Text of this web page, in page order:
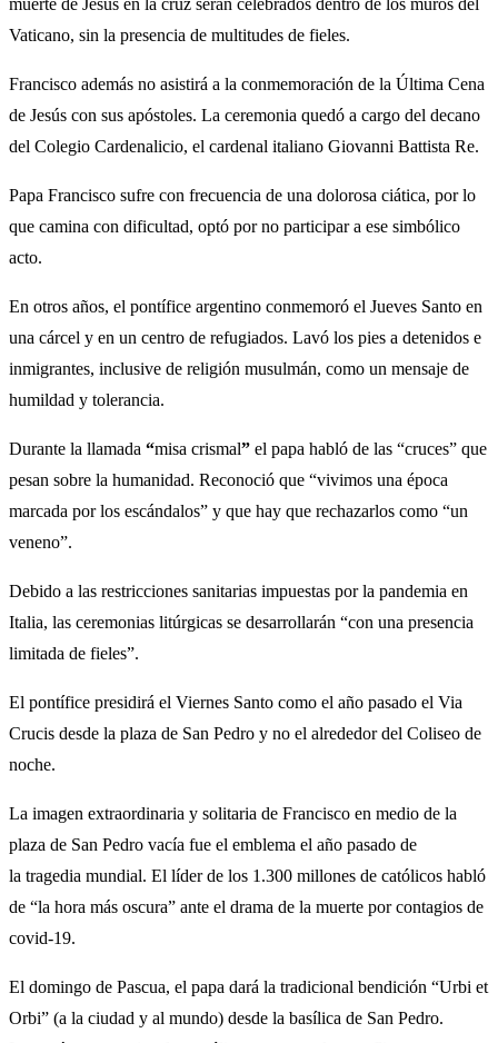
Vaticano, sin la presencia de multitudes de fieles.
Francisco además no asistirá a la conmemoración de la Última Cena
de Jesús con sus apóstoles. La ceremonia quedó a cargo del decano
del Colegio Cardenalicio, el cardenal italiano Giovanni Battista Re.
Papa Francisco sufre con frecuencia de una dolorosa ciática, por lo
que camina con dificultad, optó por no participar a ese simbólico
acto.
En otros años, el pontífice argentino conmemoró el Jueves Santo en
una cárcel y en un centro de refugiados. Lavó los pies a detenidos e
inmigrantes, inclusive de religión musulmán, como un mensaje de
humildad y tolerancia.
Durante la llamada “misa crismal” el papa habló de las “cruces” que
pesan sobre la humanidad. Reconoció que “vivimos una época
marcada por los escándalos” y que hay que rechazarlos como “un
veneno”.
Debido a las restricciones sanitarias impuestas por la pandemia en
Italia, las ceremonias litúrgicas se desarrollarán “con una presencia
limitada de fieles”.
El pontífice presidirá el Viernes Santo como el año pasado el Via
Crucis desde la plaza de San Pedro y no el alrededor del Coliseo de
noche.
La imagen extraordinaria y solitaria de Francisco en medio de la
plaza de San Pedro vacía fue el emblema el año pasado de
la tragedia mundial. El líder de los 1.300 millones de católicos habló
de “la hora más oscura” ante el drama de la muerte por contagios de
covid-19.
El domingo de Pascua, el papa dará la tradicional bendición “Urbi et
Orbi” (a la ciudad y al mundo) desde la basílica de San Pedro.